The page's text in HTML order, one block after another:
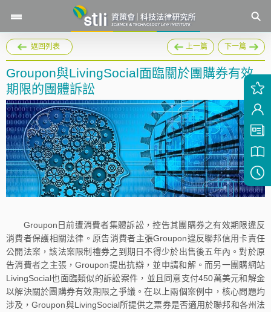
返回列表 上一篇 下一篇
Groupon與LivingSocial面臨關於團購券有效
期限的團體訴訟
Groupon日前遭消費者集體訴訟，控告其團購券之有效期限違反
消費者保護相關法律。原告消費者主張Groupon違反聯邦信用卡責任
公開法案，該法案限制禮券之到期日不得少於出售後五年內。對於原
告消費者之主張，Groupon提出抗辯，並申請和解。而另一團購網站
LivingSocial也面臨類似的訴訟案件，並且同意支付450萬美元和解金
以解決關於團購券有效期限之爭議。在以上兩個案例中，核心問題均
涉及，Groupon與LivingSocial所提供之票券是否適用於聯邦和各州法